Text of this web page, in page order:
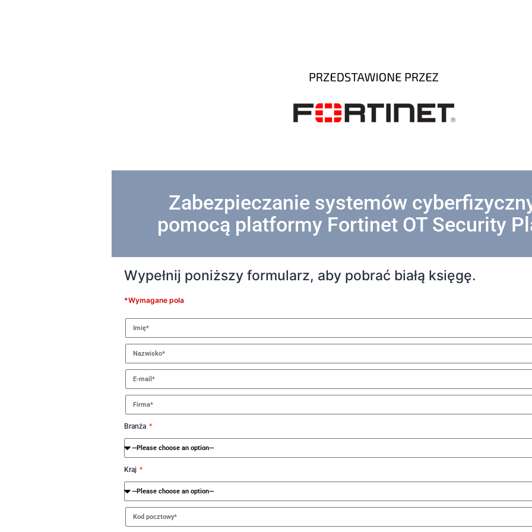
Zabezpieczanie systemów
pomocą platformy Fortinet OT Security
Wypełnij poniższy formularz, aby pobrać białą księgę.
*Wymagane pola
Branża
Kraj